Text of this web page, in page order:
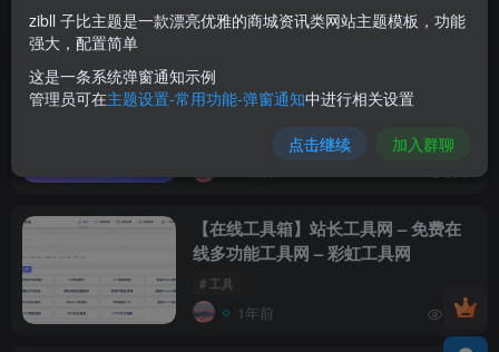
4个月前 163
置顶
【聚合云登录】多渠道便捷登录平台接
入（免费社会化登录计划）
674
【在线工具箱】站长工具网 – 免费在
线多功能工具网 – 彩虹工具网
# 工具
1年前 508
zibll 子比主题是一款漂亮优雅的商城资讯类网站主题模板，功能
强大，配置简单
这是一条系统弹窗通知示例
管理员可在主题设置-常用功能-弹窗通知中进行相关设置
点击继续 加入群聊